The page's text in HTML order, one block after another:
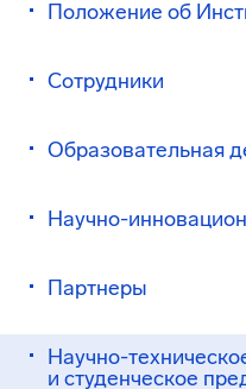
Положение об
Сотрудники
Образовательная
Научно-
Партнеры
Научно-
и студенческое